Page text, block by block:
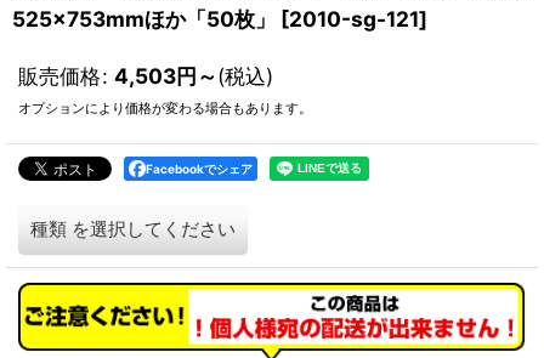
525×753mmほか「50枚」
[2010-sg-121]
販売価格: 4,503円～(税込)
オプションにより価格が変わる場合もあります。
Facebookでシェア
種類 を選択してください